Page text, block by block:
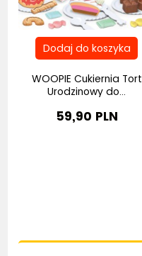
WOOPIE Cukiernia Tort
Urodzinowy do...
59,90 PLN